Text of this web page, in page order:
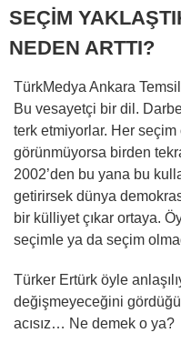
SEÇİM
NEDEN ARTTI?
TürkMedya Ankara
Bu vesayetçi bir dil.
terk etmiyorlar. Her
görünmüyorsa birden
2002’den bu yana bu
getirirsek dünya
bir külliyet çıkar ortaya.
seçimle ya da seçim
Türker Ertürk öyle
değişmeyeceğini
acısız… Ne demek o ya?